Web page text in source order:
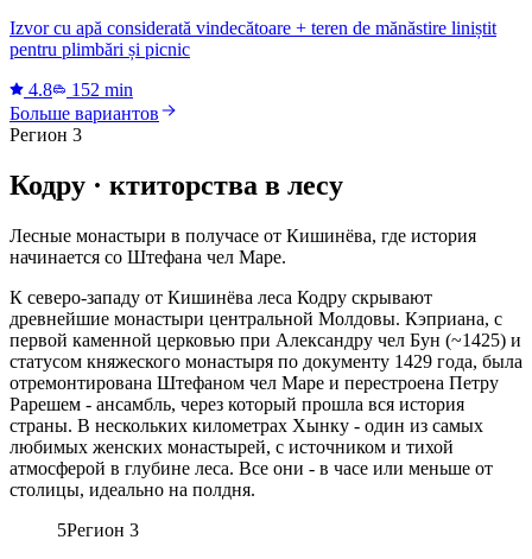
Izvor cu apă considerată vindecătoare + teren de mănăstire liniștit
pentru plimbări și picnic
4.8
152 min
Больше вариантов
Регион 3
Кодру · ктиторства в лесу
Лесные монастыри в получасе от Кишинёва, где история
начинается со Штефана чел Маре.
К северо-западу от Кишинёва леса Кодру скрывают
древнейшие монастыри центральной Молдовы. Кэприана, с
первой каменной церковью при Александру чел Бун (~1425) и
статусом княжеского монастыря по документу 1429 года, была
отремонтирована Штефаном чел Маре и перестроена Петру
Рарешем - ансамбль, через который прошла вся история
страны. В нескольких километрах Хынку - один из самых
любимых женских монастырей, с источником и тихой
атмосферой в глубине леса. Все они - в часе или меньше от
столицы, идеально на полдня.
5Регион 3